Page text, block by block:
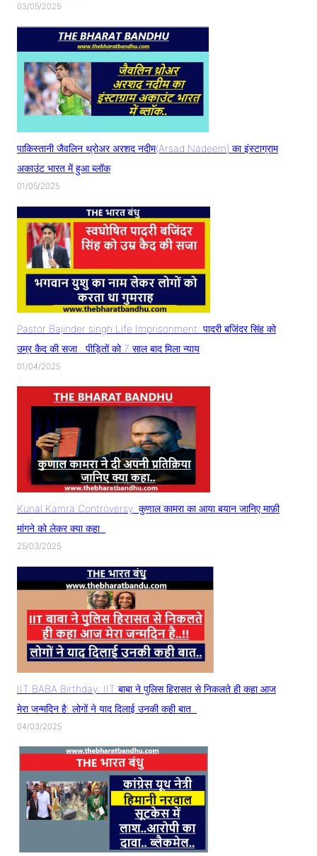
03/05/2025
पाकिस्तानी जैवलिन थ्रोअर अरशद नदीम(Arsad Nadeem) का इंस्टाग्राम
अकाउंट भारत में हुआ ब्लॉक
01/05/2025
Pastor Bajinder singh Life Imprisonment: पादरी बजिंदर सिंह को
उम्र कैद की सजा.. पीड़ितों को 7 साल बाद मिला न्याय
01/04/2025
Kunal Kamra Controversy: कुणाल कामरा का आया बयान जानिए माफ़ी
मांगने को लेकर क्या कहा..
25/03/2025
IIT BABA Birthday: IIT बाबा ने पुलिस हिरासत से निकलते ही कहा आज
मेरा जन्मदिन है! लोगों ने याद दिलाई उनकी कही बात..
04/03/2025